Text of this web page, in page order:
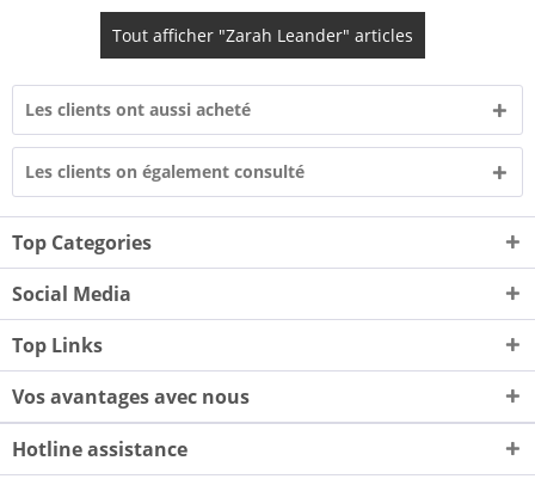
Tout afficher "Zarah Leander" articles
Les clients ont aussi acheté
Les clients on également consulté
Top Categories
Social Media
Top Links
Vos avantages avec nous
Hotline assistance